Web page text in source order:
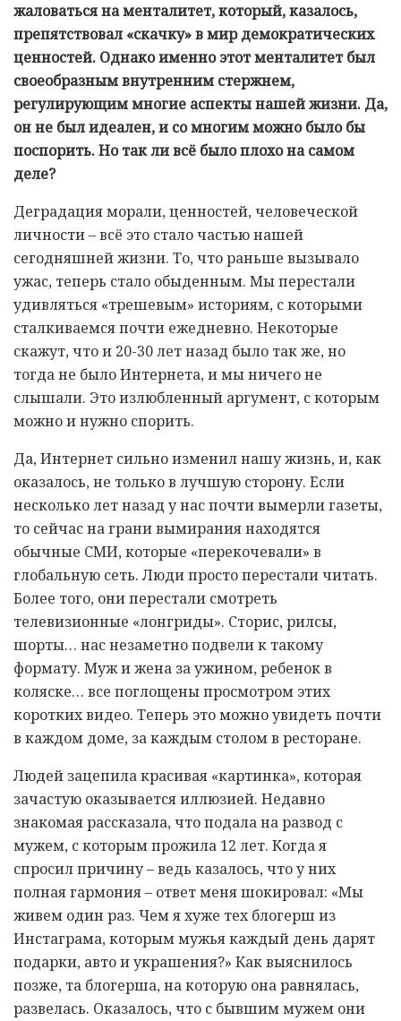
жаловаться на менталитет, который, казалось,
препятствовал «скачку» в мир демократических
ценностей. Однако именно этот менталитет был
своеобразным внутренним стержнем,
регулирующим многие аспекты нашей жизни. Да,
он не был идеален, и со многим можно было бы
поспорить. Но так ли всё было плохо на самом
деле?
Деградация морали, ценностей, человеческой
личности – всё это стало частью нашей
сегодняшней жизни. То, что раньше вызывало
ужас, теперь стало обыденным. Мы перестали
удивляться «трешевым» историям, с которыми
сталкиваемся почти ежедневно. Некоторые
скажут, что и 20-30 лет назад было так же, но
тогда не было Интернета, и мы ничего не
слышали. Это излюбленный аргумент, с которым
можно и нужно спорить.
Да, Интернет сильно изменил нашу жизнь, и, как
оказалось, не только в лучшую сторону. Если
несколько лет назад у нас почти вымерли газеты,
то сейчас на грани вымирания находятся
обычные СМИ, которые «перекочевали» в
глобальную сеть. Люди просто перестали читать.
Более того, они перестали смотреть
телевизионные «лонгриды». Сторис, рилсы,
шорты… нас незаметно подвели к такому
формату. Муж и жена за ужином, ребенок в
коляске… все поглощены просмотром этих
коротких видео. Теперь это можно увидеть почти
в каждом доме, за каждым столом в ресторане.
Людей зацепила красивая «картинка», которая
зачастую оказывается иллюзией. Недавно
знакомая рассказала, что подала на развод с
мужем, с которым прожила 12 лет. Когда я
спросил причину – ведь казалось, что у них
полная гармония – ответ меня шокировал: «Мы
живем один раз. Чем я хуже тех блогерш из
Инстаграма, которым мужья каждый день дарят
подарки, авто и украшения?» Как выяснилось
позже, та блогерша, на которую она равнялась,
развелась. Оказалось, что с бывшим мужем они